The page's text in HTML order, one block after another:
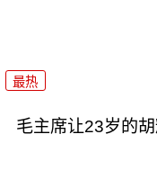
最热
毛主席让23岁的